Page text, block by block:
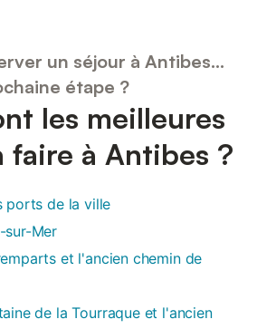
un séjour à Antibes...
étape ?
les meilleures
faire à Antibes ?
ports de la ville
sur-Mer
et l'ancien chemin de
de la Tourraque et l'ancien